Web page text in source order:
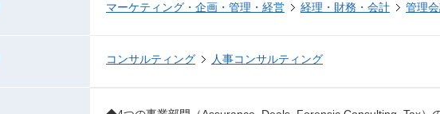
マーケティング・企画・管理・経営 経理・財務・会計 管理
コンサルティング 人事コンサルティング